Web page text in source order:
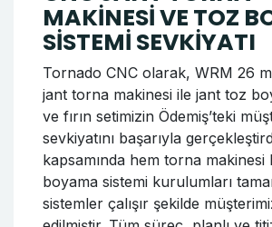
Tornado CNC Şase
Çektirme Makinesi
Sevkiyatı
Otomotiv sektöründe güvenilir ve
performanslı çözümler sunan